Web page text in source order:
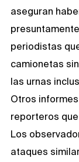
aseguran
periodistas
camionetas
las urnas
Otros
reporteros
Los
ataques